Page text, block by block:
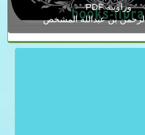
وراوييه PDF
بن عبدالله المشخص